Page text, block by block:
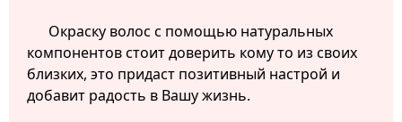
Окраску волос с помощью натуральных
компонентов стоит доверить кому то из своих
близких, это придаст позитивный настрой и
добавит радость в Вашу жизнь.